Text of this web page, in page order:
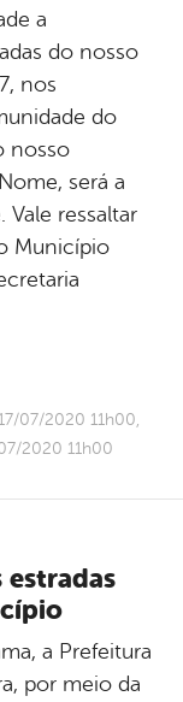
a
do nosso
nos
do
nosso
será a
Vale ressaltar
Município
07/2020 11h00,
2020 11h00
estradas
a Prefeitura
por meio da